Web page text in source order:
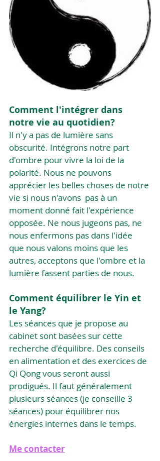
Comment l'intégrer dans
notre vie au quotidien?
Il n'y a pas de lumière sans
obscurité. Intégrons notre part
d'ombre pour vivre la loi de la
polarité. Nous ne pouvons
apprécier les belles choses de notre
vie si nous n'avons  pas à un
moment donné fait l'expérience
opposée. Ne nous jugeons pas, ne
nous enfermons pas dans l'idée
que nous valons moins que les
autres, acceptons que l'ombre et la
lumière fassent parties de nous.
Comment équilibrer le Yin et
le Yang?
Les séances que je propose au
cabinet sont basées sur cette
recherche d'équilibre. Des conseils
en alimentation et des exercices de
Qi Qong vous seront aussi
prodigués. Il faut généralement
plusieurs séances (je conseille 3
séances) pour équilibrer nos
énergies internes dans le temps.
Me contacter